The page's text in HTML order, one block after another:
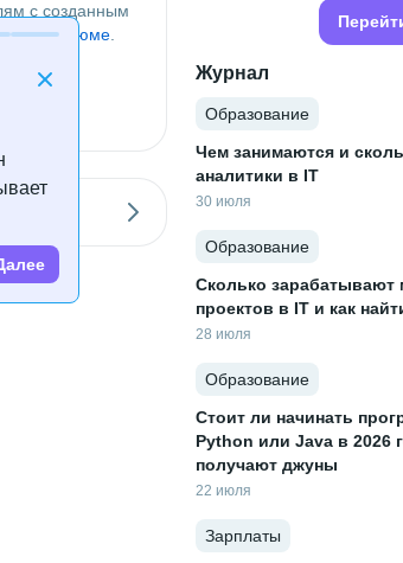
с созданным
базе резюме.
Журнал
Образование
Чем занимаются и
аналитики в IT
30 июля
Образование
Сколько зарабатывают
проектов в IT и как
28 июля
Образование
Стоит ли начинать
Python или Java в 2026
получают джуны
22 июля
Зарплаты